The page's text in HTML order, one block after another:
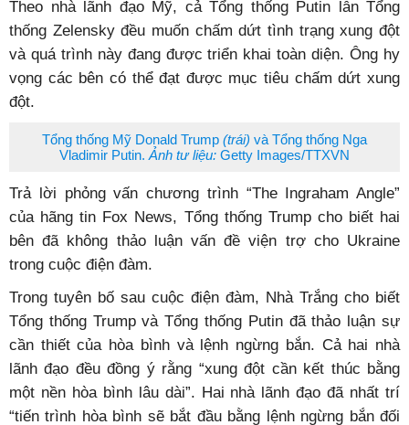
Theo nhà lãnh đạo Mỹ, cả Tổng thống Putin lẫn Tổng
thống Zelensky đều muốn chấm dứt tình trạng xung đột
và quá trình này đang được triển khai toàn diện. Ông hy
vọng các bên có thể đạt được mục tiêu chấm dứt xung
đột.
Tổng thống Mỹ Donald Trump (trái) và Tổng thống Nga
Vladimir Putin. Ảnh tư liệu: Getty Images/TTXVN
Trả lời phỏng vấn chương trình “The Ingraham Angle”
của hãng tin Fox News, Tổng thống Trump cho biết hai
bên đã không thảo luận vấn đề viện trợ cho Ukraine
trong cuộc điện đàm.
Trong tuyên bố sau cuộc điện đàm, Nhà Trắng cho biết
Tổng thống Trump và Tổng thống Putin đã thảo luận sự
cần thiết của hòa bình và lệnh ngừng bắn. Cả hai nhà
lãnh đạo đều đồng ý rằng “xung đột cần kết thúc bằng
một nền hòa bình lâu dài”. Hai nhà lãnh đạo đã nhất trí
“tiến trình hòa bình sẽ bắt đầu bằng lệnh ngừng bắn đối